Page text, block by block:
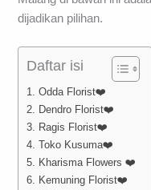
dijadikan pilihan.
Daftar isi
1. Odda Florist❤️
2. Dendro Florist❤️
3. Ragis Florist❤️
4. Toko Kusuma❤️
5. Kharisma Flowers ❤️
6. Kemuning Florist❤️